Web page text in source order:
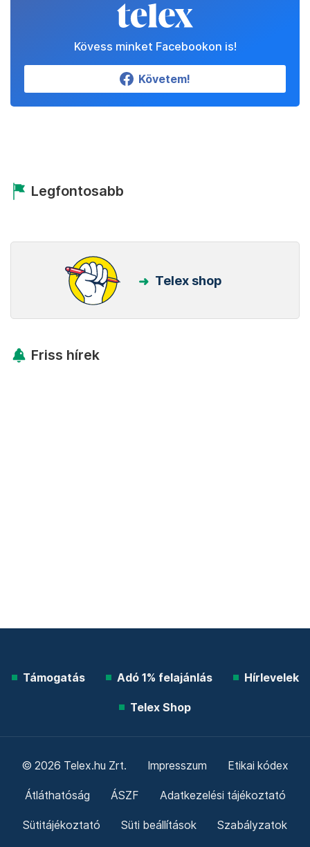
Kövess minket Facebookon is!
Követem!
Legfontosabb
Telex shop
Friss hírek
Támogatás Adó 1% felajánlás Hírlevelek
Telex Shop
© 2026 Telex.hu Zrt. Impresszum Etikai kódex
Átláthatóság ÁSZF Adatkezelési tájékoztató
Sütitájékoztató Süti beállítások Szabályzatok